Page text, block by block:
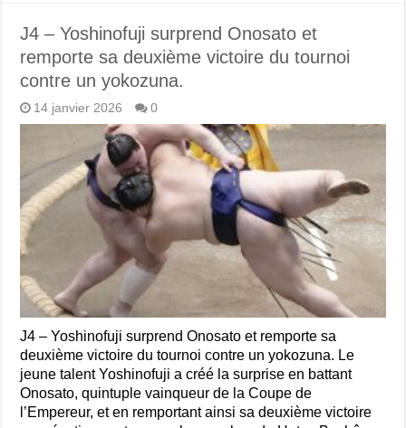
J4 – Yoshinofuji surprend Onosato et
remporte sa deuxième victoire du tournoi
contre un yokozuna.
14 janvier 2026 0
J4 – Yoshinofuji surprend Onosato et remporte sa
deuxième victoire du tournoi contre un yokozuna. Le
jeune talent Yoshinofuji a créé la surprise en battant
Onosato, quintuple vainqueur de la Coupe de
l’Empereur, et en remportant ainsi sa deuxième victoire